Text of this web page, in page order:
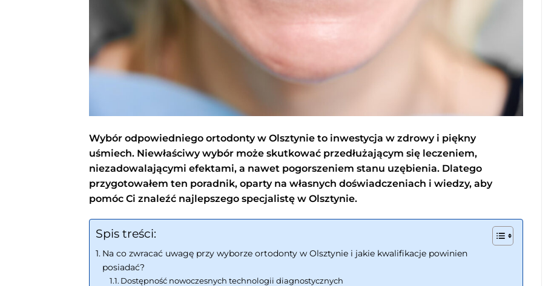
Wybór odpowiedniego ortodonty w Olsztynie to inwestycja w zdrowy i piękny
uśmiech. Niewłaściwy wybór może skutkować przedłużającym się leczeniem,
niezadowalającymi efektami, a nawet pogorszeniem stanu uzębienia. Dlatego
przygotowałem ten poradnik, oparty na własnych doświadczeniach i wiedzy, aby
pomóc Ci znaleźć najlepszego specjalistę w Olsztynie.
Spis treści:
Na co zwracać uwagę przy wyborze ortodonty w Olsztynie i jakie kwalifikacje powinien
posiadać?
Dostępność nowoczesnych technologii diagnostycznych